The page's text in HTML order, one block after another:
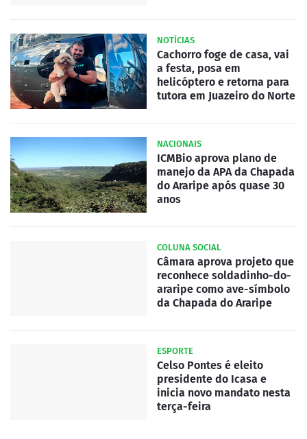
NOTÍCIAS
Cachorro foge de casa, vai
a festa, posa em
helicóptero e retorna para
tutora em Juazeiro do Norte
NACIONAIS
ICMBio aprova plano de
manejo da APA da Chapada
do Araripe após quase 30
anos
COLUNA SOCIAL
Câmara aprova projeto que
reconhece soldadinho-do-
araripe como ave-símbolo
da Chapada do Araripe
ESPORTE
Celso Pontes é eleito
presidente do Icasa e
inicia novo mandato nesta
terça-feira